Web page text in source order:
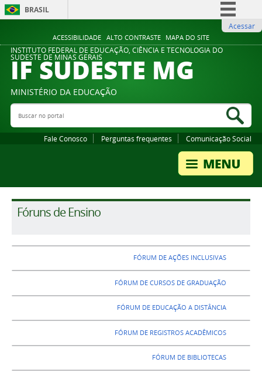
ACESSIBILIDADE ALTO CONTRASTE MAPA DO SITE
BRASIL
Comunica BR
Participe
Legislação
Acessar
INSTITUTO FEDERAL DE EDUCAÇÃO, CIÊNCIA E TECNOLOGIA DO
SUDESTE DE MINAS GERAIS
IF SUDESTE MG
MINISTÉRIO DA EDUCAÇÃO
Buscar no portal
Fale Conosco Perguntas frequentes Comunicação Social
Fóruns de Ensino
FÓRUM DE AÇÕES INCLUSIVAS
FÓRUM DE CURSOS DE GRADUAÇÃO
FÓRUM DE EDUCAÇÃO A DISTÂNCIA
FÓRUM DE REGISTROS ACADÊMICOS
FÓRUM DE BIBLIOTECAS